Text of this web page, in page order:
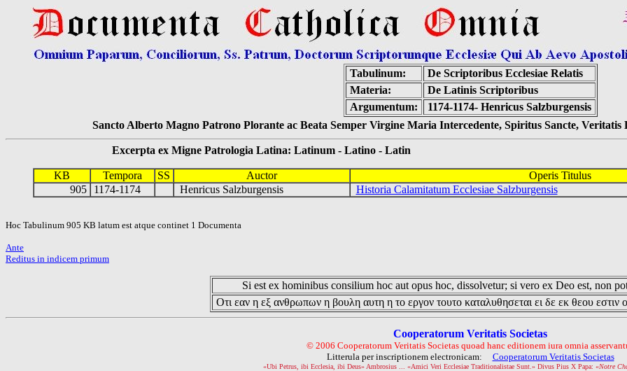
Tabulinum:
De Scriptoribus Ecclesiae Relatis
Materia:
De Latinis Scriptoribus
Argumentum:
1174-1174- Henricus Salzburgensis
Sancto Alberto Magno Patrono Plorante ac Beata Semper Virgine Maria Intercedente, Spiritus Sancte,
Excerpta ex Migne Patrologia Latina: Latinum - Latino - Latin
KB Tempora SS Auctor Operis Titulus
905
1174-1174 Henricus Salzburgensis Historia Calamitatum Ecclesiae Salzburgensis
Hoc Tabulinum 905 KB latum est atque continet 1 Documenta
Ante
Reditus in indicem primum
Si est ex hominibus consilium hoc aut opus hoc, dissolvetur; si vero ex Deo est, non
Οτι εαν η εξ ανθρωπων η βουλη αυτη η το εργον τουτο καταλυθησεται ει δε εκ θεου εστιν
Cooperatorum Veritatis Societas
© 2006 Cooperatorum Veritatis Societas quoad hanc editionem iura omnia
Litterula per inscriptionem electronicam: Cooperatorum Veritatis Societas
«Ubi Petrus, ibi Ecclesia, ibi Deus» Ambrosius ... «Amici Veri Ecclesiae Traditionalistae Sunt.» Divus Pius X Papa: «Notre